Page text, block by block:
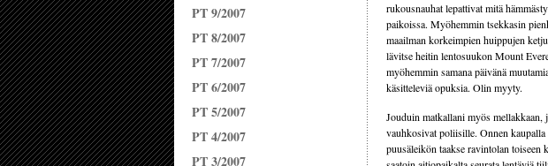
PT 9/2007
PT 8/2007
PT 7/2007
PT 6/2007
PT 5/2007
PT 4/2007
PT 3/2007
rukousnauhat lepattivat mitä
paikoissa. Myöhemmin tsekkasin
maailman korkeimpien huippujen
lävitse heitin lentosuukon Mount
myöhemmin samana päivänä
käsitteleviä opuksia. Olin myyty.
Jouduin matkallani myös mellakkaan,
vauhkosivat poliisille. Onnen kaupalla
puusäleikön taakse ravintolan toiseen